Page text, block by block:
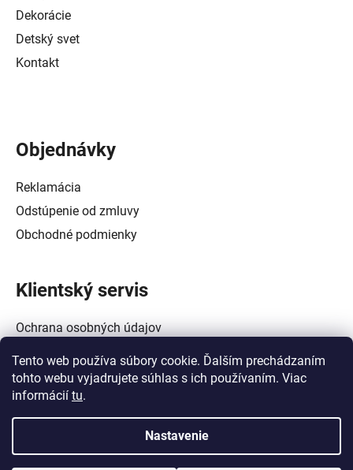
Tento web používa súbory cookie. Ďalším prechádzaním
tohto webu vyjadrujete súhlas s ich používaním. Viac
informácií tu.
Nastavenie
Dekorácie
Detský svet
Kontakt
Objednávky
Reklamácia
Odstúpenie od zmluvy
Obchodné podmienky
Klientský servis
Ochrana osobných údajov
Alternatívne riešenie spotrebiteľských sporov
Zásady používania súborov cookie (EÚ)